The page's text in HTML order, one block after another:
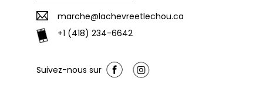
marche@lachevreetlechou.ca
+1 (418) 234-6642
Suivez-nous sur